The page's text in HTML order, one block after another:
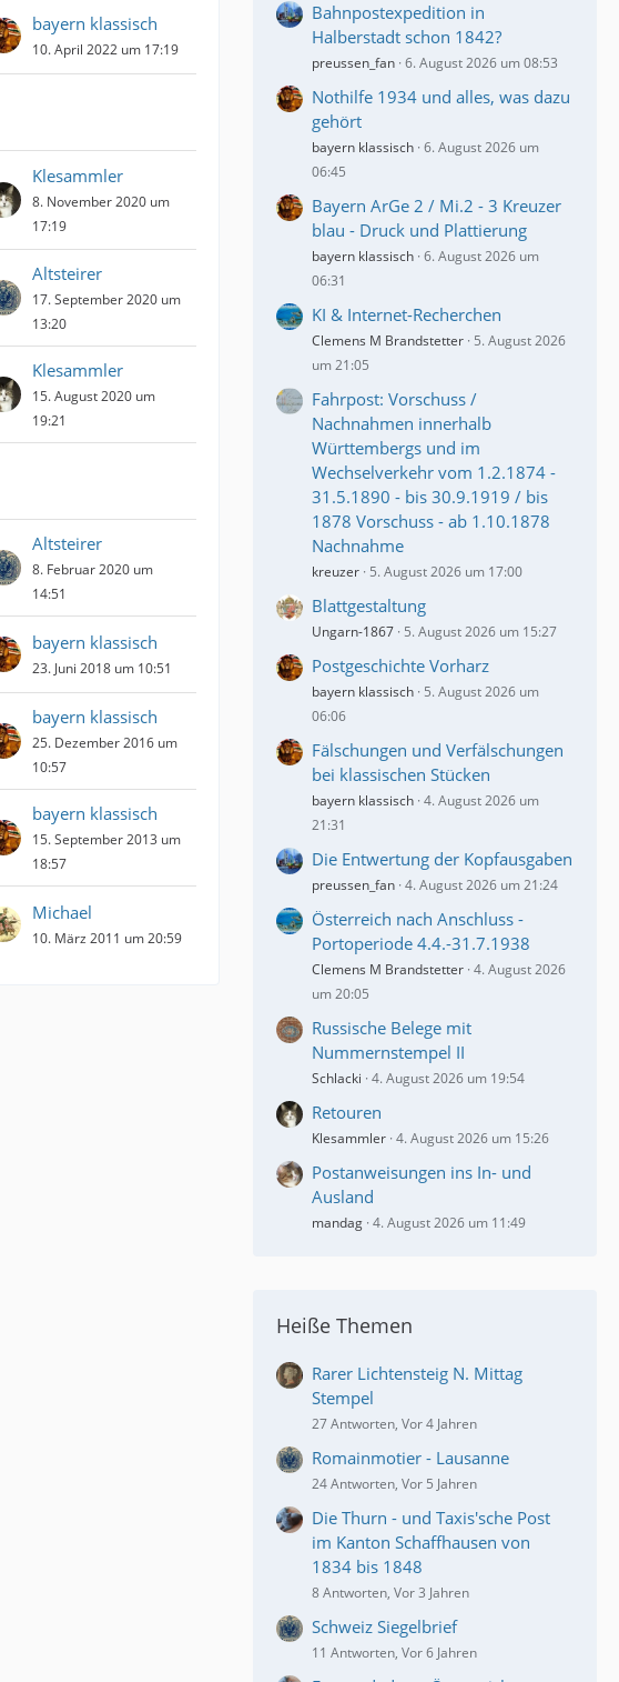
bayern klassisch
10. April 2022 um 17:19
Klesammler
8. November 2020 um
17:19
Altsteirer
17. September 2020 um
13:20
Klesammler
15. August 2020 um
19:21
Altsteirer
8. Februar 2020 um
14:51
bayern klassisch
23. Juni 2018 um 10:51
bayern klassisch
25. Dezember 2016 um
10:57
bayern klassisch
15. September 2013 um
18:57
Michael
10. März 2011 um 20:59
Bahnpostexpedition in
Halberstadt schon 1842?
preussen_fan 6. August 2026 um 08:53
Nothilfe 1934 und alles, was dazu
gehört
bayern klassisch 6. August 2026 um
06:45
Bayern ArGe 2 / Mi.2 - 3 Kreuzer
blau - Druck und Plattierung
bayern klassisch 6. August 2026 um
06:31
KI & Internet-Recherchen
Clemens M Brandstetter 5. August 2026
um 21:05
Fahrpost: Vorschuss /
Nachnahmen innerhalb
Württembergs und im
Wechselverkehr vom 1.2.1874 -
31.5.1890 - bis 30.9.1919 / bis
1878 Vorschuss - ab 1.10.1878
Nachnahme
kreuzer 5. August 2026 um 17:00
Blattgestaltung
Ungarn-1867 5. August 2026 um 15:27
Postgeschichte Vorharz
bayern klassisch 5. August 2026 um
06:06
Fälschungen und Verfälschungen
bei klassischen Stücken
bayern klassisch 4. August 2026 um
21:31
Die Entwertung der Kopfausgaben
preussen_fan 4. August 2026 um 21:24
Österreich nach Anschluss -
Portoperiode 4.4.-31.7.1938
Clemens M Brandstetter 4. August 2026
um 20:05
Russische Belege mit
Nummernstempel II
Schlacki 4. August 2026 um 19:54
Retouren
Klesammler 4. August 2026 um 15:26
Postanweisungen ins In- und
Ausland
mandag 4. August 2026 um 11:49
Heiße Themen
Rarer Lichtensteig N. Mittag
Stempel
27 Antworten, Vor 4 Jahren
Romainmotier - Lausanne
24 Antworten, Vor 5 Jahren
Die Thurn - und Taxis'sche Post
im Kanton Schaffhausen von
1834 bis 1848
8 Antworten, Vor 3 Jahren
Schweiz Siegelbrief
11 Antworten, Vor 6 Jahren